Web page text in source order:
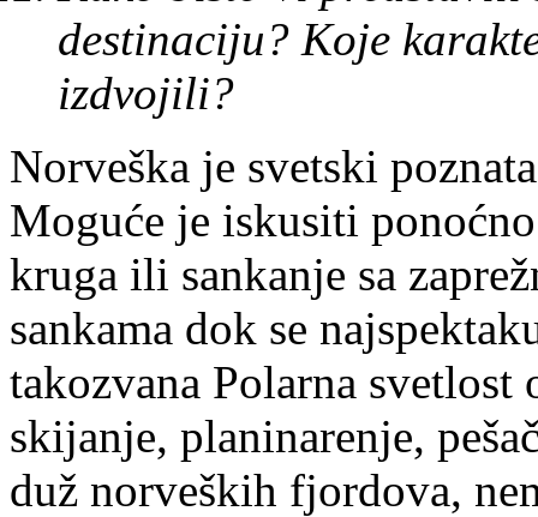
destinaciju? Koje
izdvojili?
Norveška je svetski
Moguće je iskusiti
kruga ili sankanje sa
sankama dok se
takozvana Polarna
skijanje, planinarenje,
duž norveških fjordova,